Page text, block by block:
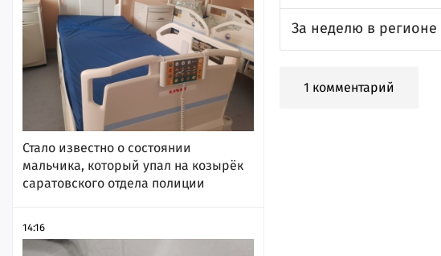
Стало известно о состоянии
мальчика, который упал на козырёк
саратовского отдела полиции
14:16
За неделю в регионе
1 комментарий